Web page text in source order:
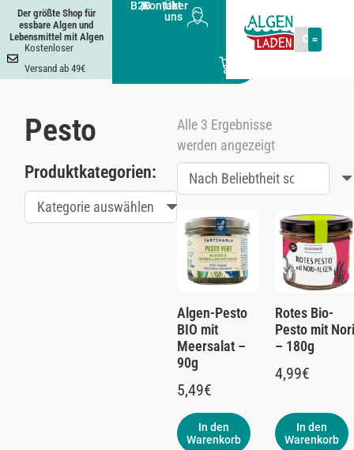
Der größte Shop für
essbare Algen und
Lebensmittel mit Algen
Kostenloser
Versand ab 49€
B2B
|Kontakt
|Über
uns
Pesto
Produktkategorien:
Kategorie auswählen
Alle 3 Ergebnisse
werden angezeigt
Algen-Pesto
BIO mit
Meersalat –
90g
5,49€
In den
Warenkorb
Rotes Bio-
Pesto mit Nori
– 180g
4,99€
In den
Warenkorb